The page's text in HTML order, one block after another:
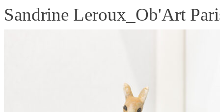
Sandrine Leroux_Ob'Art